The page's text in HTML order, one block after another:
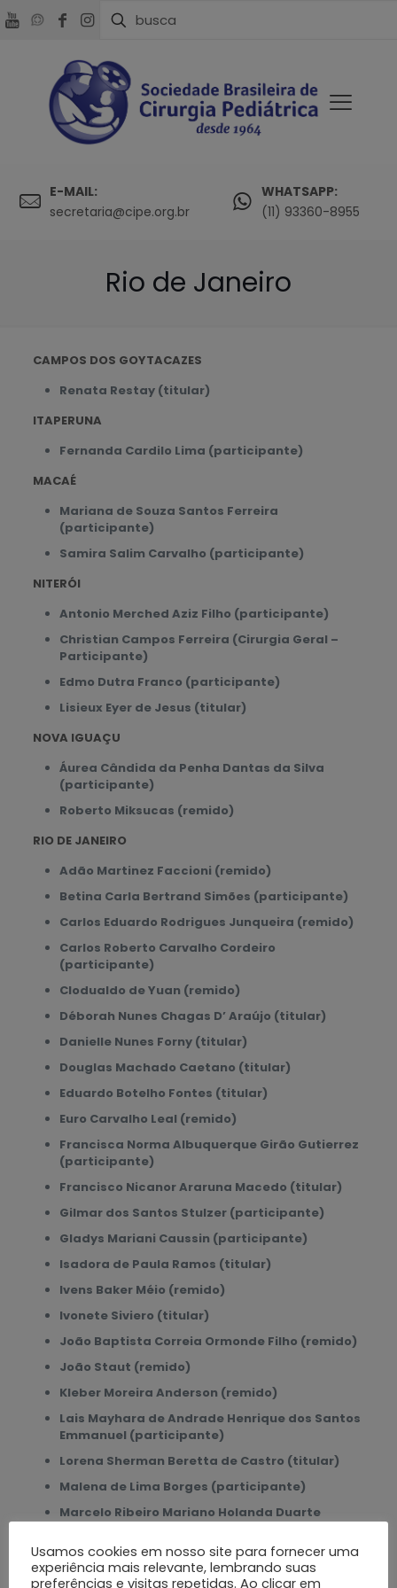
E-MAIL:
secretaria@cipe.org.br
WHATSAPP:
(11) 93360-8955
Rio de Janeiro
CAMPOS DOS GOYTACAZES
Renata Restay (titular)
ITAPERUNA
Fernanda Cardilo Lima (participante)
MACAÉ
Mariana de Souza Santos Ferreira
(participante)
Samira Salim Carvalho (participante)
NITERÓI
Antonio Merched Aziz Filho (participante)
Christian Campos Ferreira (Cirurgia Geral –
Participante)
Edmo Dutra Franco (participante)
Lisieux Eyer de Jesus (titular)
NOVA IGUAÇU
Áurea Cândida da Penha Dantas da Silva
(participante)
Roberto Miksucas (remido)
RIO DE JANEIRO
Adão Martinez Faccioni (remido)
Betina Carla Bertrand Simões (participante)
Carlos Eduardo Rodrigues Junqueira (remido)
Carlos Roberto Carvalho Cordeiro
(participante)
Clodualdo de Yuan (remido)
Déborah Nunes Chagas D’ Araújo (titular)
Danielle Nunes Forny (titular)
Douglas Machado Caetano (titular)
Eduardo Botelho Fontes (titular)
Euro Carvalho Leal (remido)
Francisca Norma Albuquerque Girão Gutierrez
(participante)
Francisco Nicanor Araruna Macedo (titular)
Gilmar dos Santos Stulzer (participante)
Gladys Mariani Caussin (participante)
Isadora de Paula Ramos (titular)
Ivens Baker Méio (remido)
Ivonete Siviero (titular)
João Baptista Correia Ormonde Filho (remido)
João Staut (remido)
Kleber Moreira Anderson (remido)
Lais Mayhara de Andrade Henrique dos Santos
Emmanuel (participante)
Lorena Sherman Beretta de Castro (titular)
Malena de Lima Borges (participante)
Marcelo Ribeiro Mariano Holanda Duarte
Monique Danielle Morgato Barreto (titular)
Paula Augusta Luiz Almeida (titular)
Usamos cookies em nosso site para fornecer uma
experiência mais relevante, lembrando suas
preferências e visitas repetidas. Ao clicar em